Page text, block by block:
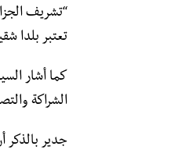
“تشريف
تعتبر بلدا
كما أشار
الشراكة